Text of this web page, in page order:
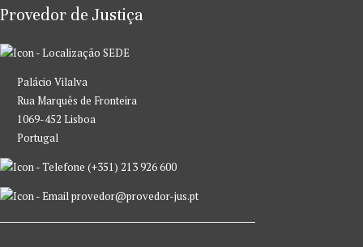
Provedor de Justiça
SEDE
Palácio Vilalva
Rua Marquês de Fronteira
1069-452 Lisboa
Portugal
(+351) 213 926 600
provedor@provedor-jus.pt